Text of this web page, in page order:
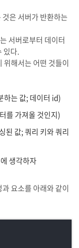
은 서버가 반환하는
서버로부터 데이터
있다.
위해서는 어떤 것들이
하는 값; 데이터 id)
를 가져올 것인지)
된 값; 쿼리 키와 쿼리
생각하자
요소를 아래와 같이